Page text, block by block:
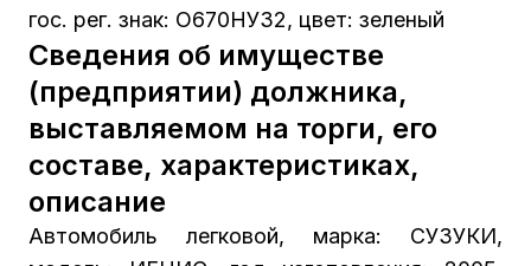
гос. рег. знак: О670НУ32, цвет: зеленый
Сведения об имуществе
(предприятии) должника,
выставляемом на торги, его
составе, характеристиках,
описание
Автомобиль легковой, марка: СУЗУКИ,